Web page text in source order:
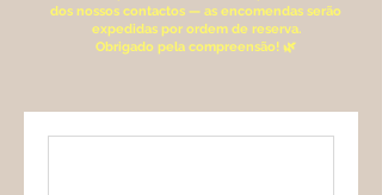
dos nossos contactos — as encomendas serão
expedidas por ordem de reserva.
Obrigado pela compreensão! 🌿